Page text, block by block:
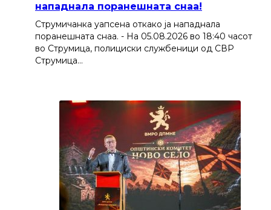
нападнала поранешната снаа!
Струмичанка уапсена откако ја нападнала
поранешната снаа. - На 05.08.2026 во 18:40 часот
во Струмица, полициски службеници од СВР
Струмица…